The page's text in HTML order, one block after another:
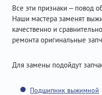
Все эти признаки – повод
Наши мастера заменят
качественно и
ремонта оригинальные
Для замены подойдут
Подшипник выжимной